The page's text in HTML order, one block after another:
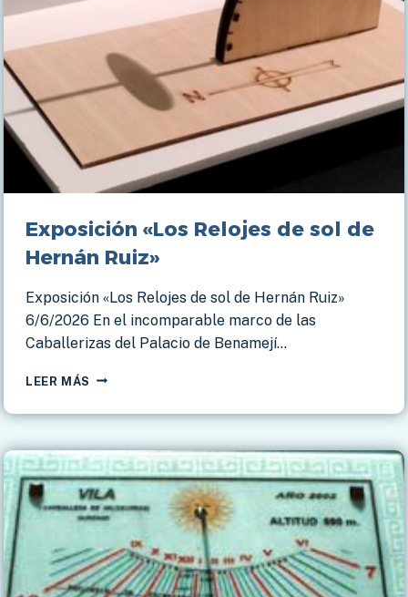
Exposición «Los Relojes de sol de
Hernán Ruiz»
Exposición «Los Relojes de sol de Hernán Ruiz»
6/6/2026 En el incomparable marco de las
Caballerizas del Palacio de Benamejí…
LEER MÁS EXPOSICIÓN
RELOJES
SOL
DE
HERNÁN
RUIZ»